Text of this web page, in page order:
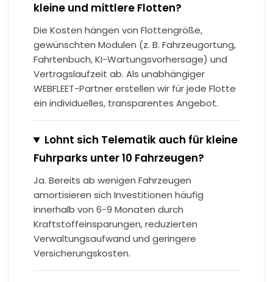
kleine und mittlere Flotten?
Die Kosten hängen von Flottengröße,
gewünschten Modulen (z. B. Fahrzeugortung,
Fahrtenbuch, KI-Wartungsvorhersage) und
Vertragslaufzeit ab. Als unabhängiger
WEBFLEET-Partner erstellen wir für jede Flotte
ein individuelles, transparentes Angebot.
Lohnt sich Telematik auch für kleine
Fuhrparks unter 10 Fahrzeugen?
Ja. Bereits ab wenigen Fahrzeugen
amortisieren sich Investitionen häufig
innerhalb von 6-9 Monaten durch
Kraftstoffeinsparungen, reduzierten
Verwaltungsaufwand und geringere
Versicherungskosten.